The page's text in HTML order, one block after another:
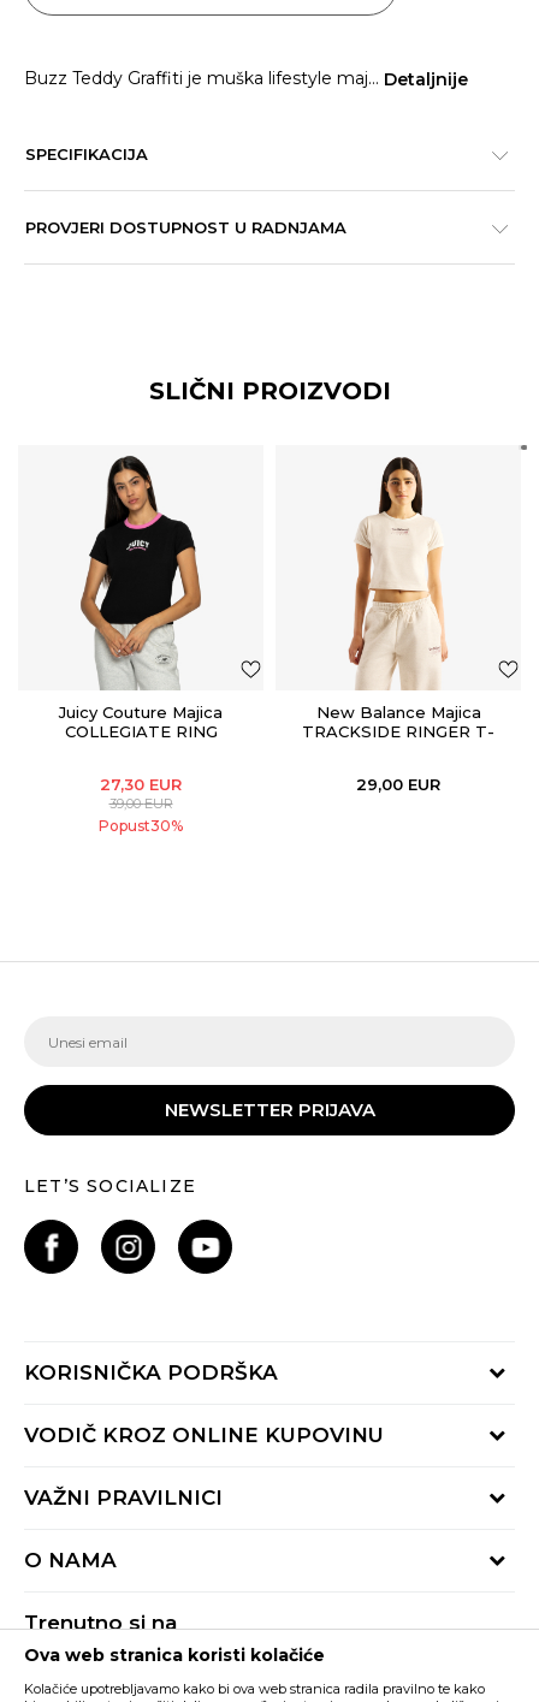
Buzz Teddy Graffiti je muška lifestyle maj... Detaljnije
SPECIFIKACIJA
PROVJERI DOSTUPNOST U RADNJAMA
SLIČNI PROIZVODI
Juicy Couture Majica
COLLEGIATE RING
27,30 EUR
39,00EUR
Popust30%
New Balance Majica
TRACKSIDE RINGER T-
29,00 EUR
NEWSLETTER PRIJAVA
LET’S SOCIALIZE
KORISNIČKA PODRŠKA
Provjeri status porudžbine
Radno vrijeme 9-16h
VODIČ KROZ ONLINE KUPOVINU
Načini isporuke
Reklamacije
VAŽNI PRAVILNICI
Pravila Sport&Bonus programa
O NAMA
Trenutno si na
Buzz Crna Gora PROMIJENI
Ova web stranica koristi kolačiće
Kolačiće upotrebljavamo kako bi ova web stranica radila pravilno te kako